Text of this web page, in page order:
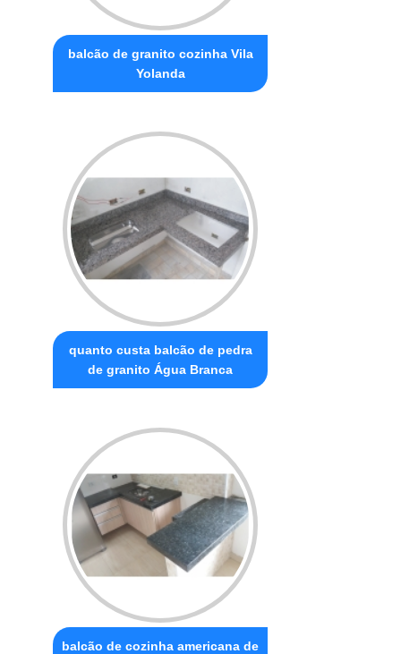
balcão de granito cozinha Vila
Yolanda
quanto custa balcão de pedra
de granito Água Branca
balcão de cozinha americana de